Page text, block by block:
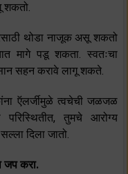
शकतो.
थोडा नाजूक असू शकतो
मागे पडू शकता. स्वतःचा
सहन करावे लागू शकते.
ऍलर्जीमुळे त्वचेची जळजळ
तुमचे आरोग्य
दिला जातो.
जप करा.